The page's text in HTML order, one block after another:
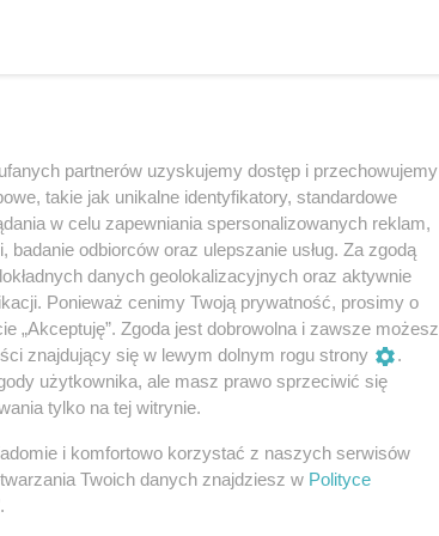
partnerów uzyskujemy dostęp i przechowujemy
takie jak unikalne identyfikatory, standardowe
w celu zapewniania spersonalizowanych reklam,
odbiorców oraz ulepszanie usług. Za zgodą
danych geolokalizacyjnych oraz aktywnie
Ponieważ cenimy Twoją prywatność, prosimy o
„Akceptuję”. Zgoda jest dobrowolna i zawsze możesz
znajdujący się w lewym dolnym rogu strony
.
użytkownika, ale masz prawo sprzeciwić się
tylko na tej witrynie.
i komfortowo korzystać z naszych serwisów
Twoich danych znajdziesz w Polityce